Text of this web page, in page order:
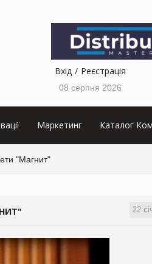
Вхід Реєстрація
08 серпня 2026
Маркетинг Каталог
"Магнит"
22